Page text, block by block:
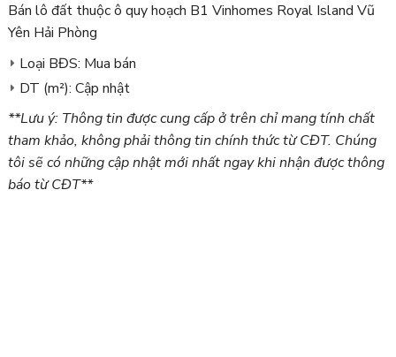
Bán lô đất thuộc ô quy hoạch B1 Vinhomes Royal Island Vũ
Yên Hải Phòng
Loại BĐS: Mua bán
DT (m²): Cập nhật
**Lưu ý: Thông tin được cung cấp ở trên chỉ mang tính chất
tham khảo, không phải thông tin chính thức từ CĐT. Chúng
tôi sẽ có những cập nhật mới nhất ngay khi nhận được thông
báo từ CĐT**